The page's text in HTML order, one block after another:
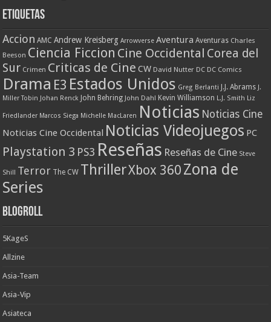
Etiquetas
Accion AMC Andrew Kreisberg Arrowverse Aventura Aventuras Charles
Beeson Ciencia Ficcion Cine Occidental Corea del
Sur Crimen Criticas de Cine CW David Nutter DC DC Comics
Drama E3 Estados Unidos Greg Berlanti J.J. Abrams J.
Miller Tobin Johan Renck John Behring John Dahl Kevin Williamson L.J. Smith Liz
Friedlander Marcos Siega Michelle MacLaren Noticias Noticias Cine
Noticias Cine Occidental Noticias Videojuegos PC
Playstation 3 PS3 Reseñas Reseñas de Cine Steve
Shill Terror The CW ThrillerXbox 360 Zona de
Series
Blogroll
5KageS
Allzine
Asia-Team
Asia-Vip
Asiateca